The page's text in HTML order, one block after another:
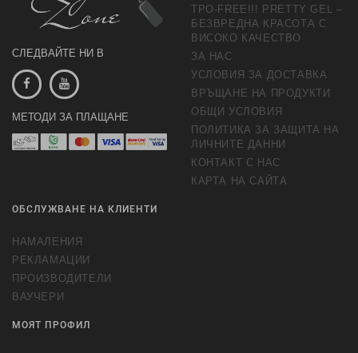
СЛЕДВАЙТЕ НИ В
МЕТОДИ ЗА ПЛАЩАНЕ
TPO-FREE!!! PRETTY GEL –
БЕЗВРЕДНА КРАСОТА С
ВИСОКО КАЧЕСТВО
ЗА НАС
УСЛОВИЯ ЗА ДОСТАВКА
ВРЪЩАНЕ НА ПРОДУКТИ
ОБЩИ УСЛОВИЯ
ПОЛИТИКА ЗА ЗАЩИТА НА
ЛИЧНИТЕ ДАННИ
КОНТАКТ С НАС
КАРТА НА САЙТА
ОБСЛУЖВАНЕ НА КЛИЕНТИ
НАМАЛЕНИЯ
РЕКЛАМАЦИИ
ПРОИЗВОДИТЕЛИ
ВАУЧЕРИ
МОЯТ ПРОФИЛ